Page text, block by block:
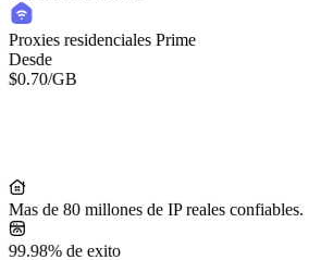
Proxies residenciales Prime
Desde
$0.70/GB
Mas de 80 millones de IP reales confiables.
99.98% de exito